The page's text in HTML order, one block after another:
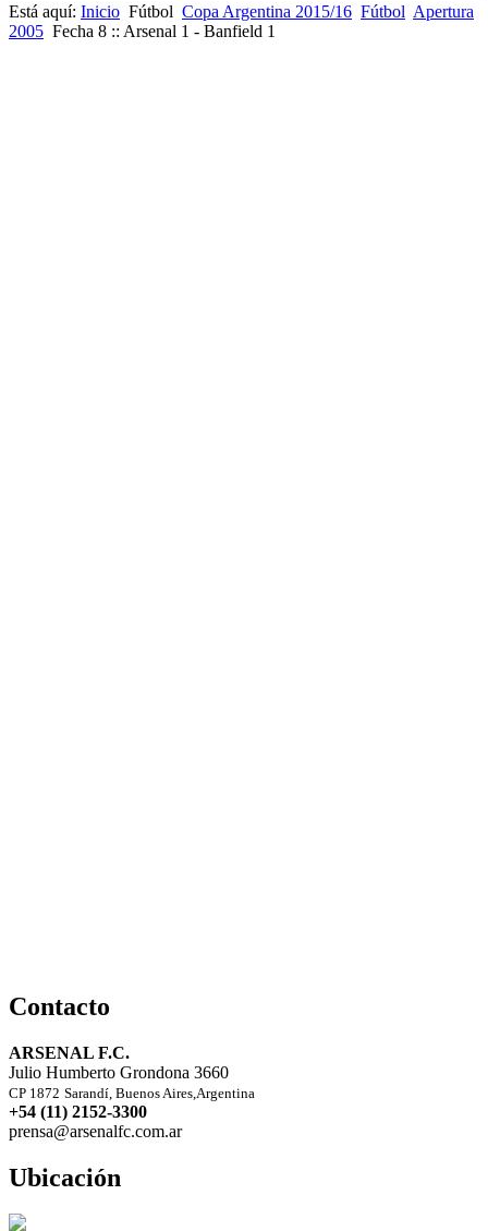
Está aquí: Inicio Fútbol Copa Argentina 2015/16 Fútbol Apertura
2005 Fecha 8 :: Arsenal 1 - Banfield 1
Contacto
ARSENAL F.C.
Julio Humberto Grondona 3660
CP 1872 Sarandí, Buenos Aires,Argentina
+54 (11) 2152-3300
prensa@arsenalfc.com.ar
Ubicación